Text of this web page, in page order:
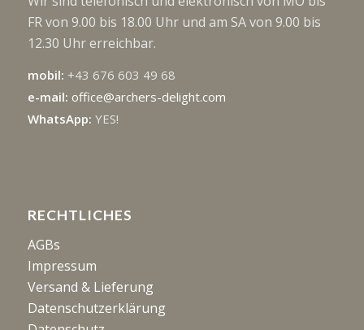
FR von 9.00 bis 18.00 Uhr und am SA von 9.00 bis
12.30 Uhr erreichbar.
mobil: +43 676 603 49 68
e-mail: office@archers-delight.com
WhatsApp: YES!
RECHTLICHES
AGBs
Impressum
Versand & Lieferung
Datenschutzerklärung